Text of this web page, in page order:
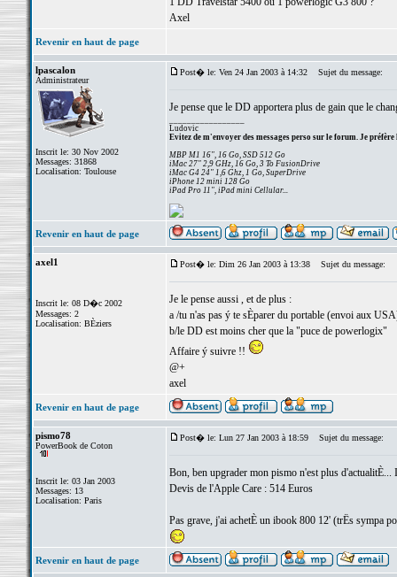
Axel
Revenir en haut de page
lpascalon
Administrateur
Inscrit le: 30 Nov 2002
Messages: 31868
Localisation: Toulouse
Post� le: Ven 24 Jan 2003 à 14:32 Sujet du message:
Je pense que le DD apportera plus de gain que le
Ludovic
Evitez de m'envoyer des messages perso sur le forum. Je préfère
MBP M1 16", 16 Go, SSD 512 Go
iMac 27" 2,9 GHz, 16 Go, 3 To FusionDrive
iMac G4 24" 1,6 Ghz, 1 Go, SuperDrive
iPhone 12 mini 128 Go
iPad Pro 11", iPad mini Cellular...
Revenir en haut de page
axel1
Inscrit le: 08 D�c 2002
Messages: 2
Localisation: BÈziers
Post� le: Dim 26 Jan 2003 à 13:38 Sujet du message:
Je le pense aussi , et de plus :
a /tu n'as pas ý te sÈparer du portable (envoi aux
b/le DD est moins cher que la "puce de powerlogix"
Affaire ý suivre !!
@+
axel
Revenir en haut de page
pismo78
PowerBook de Coton
Inscrit le: 03 Jan 2003
Messages: 13
Localisation: Paris
Post� le: Lun 27 Jan 2003 à 18:59 Sujet du message:
Bon, ben upgrader mon pismo n'est plus d'actualitÈ...
Devis de l'Apple Care : 514 Euros
Pas grave, j'ai achetÈ un ibook 800 12' (trËs sympa
Revenir en haut de page